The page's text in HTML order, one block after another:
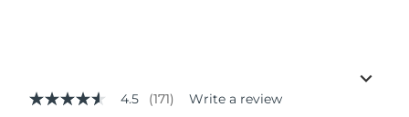
4.5
4.5 (171) Write a review